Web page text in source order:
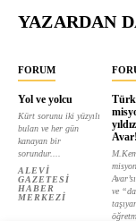
YAZARDAN
FORUM
Yol ve yolcu
Kürt sorunu iki yüzyılı
bulan ve her gün
kanayan bir
sorundur....
ALEVI
GAZETESI
HABER
MERKEZI
Türk
Avar!
ve